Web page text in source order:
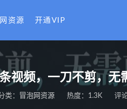
资源 开通VIP
视频，一刀不剪，
类： 冒泡网资源 热度：1.3K 评